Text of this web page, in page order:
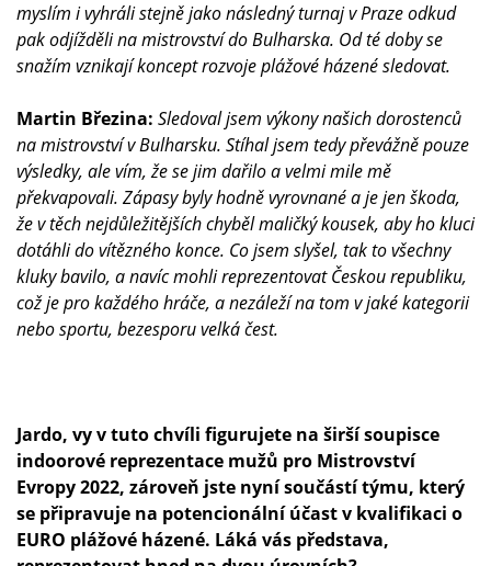
myslím i vyhráli stejně jako následný turnaj v Praze odkud
pak odjížděli na mistrovství do Bulharska. Od té doby se
snažím vznikají koncept rozvoje plážové házené sledovat.
Martin Březina: Sledoval jsem výkony našich dorostenců
na mistrovství v Bulharsku. Stíhal jsem tedy převážně pouze
výsledky, ale vím, že se jim dařilo a velmi mile mě
překvapovali. Zápasy byly hodně vyrovnané a je jen škoda,
že v těch nejdůležitějších chyběl maličký kousek, aby ho kluci
dotáhli do vítězného konce. Co jsem slyšel, tak to všechny
kluky bavilo, a navíc mohli reprezentovat Českou republiku,
což je pro každého hráče, a nezáleží na tom v jaké kategorii
nebo sportu, bezesporu velká čest.
Jardo, vy v tuto chvíli figurujete na širší soupisce
indoorové reprezentace mužů pro Mistrovství
Evropy 2022, zároveň jste nyní součástí týmu, který
se připravuje na potencionální účast v kvalifikaci o
EURO plážové házené. Láká vás představa,